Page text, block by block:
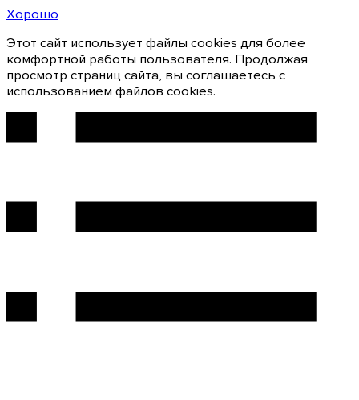
Хорошо
Этот сайт использует файлы cookies для более
комфортной работы пользователя. Продолжая
просмотр страниц сайта, вы соглашаетесь с
использованием файлов cookies.